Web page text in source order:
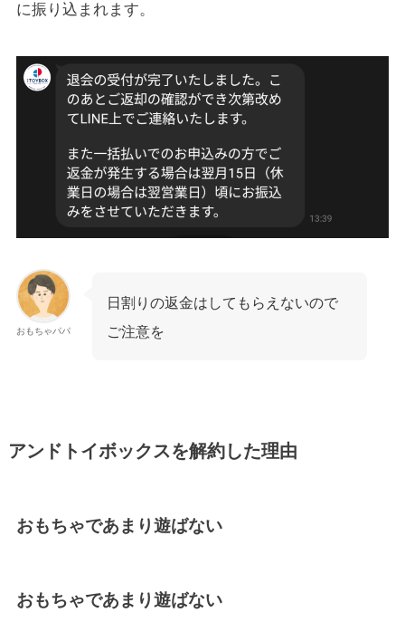
に振り込まれます。
おもちゃパパ
日割りの返金はしてもらえないので
ご注意を
アンドトイボックスを解約した理由
おもちゃであまり遊ばない
おもちゃであまり遊ばない